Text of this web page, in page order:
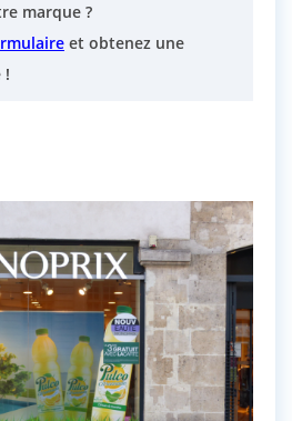
marque ?
et obtenez une
!